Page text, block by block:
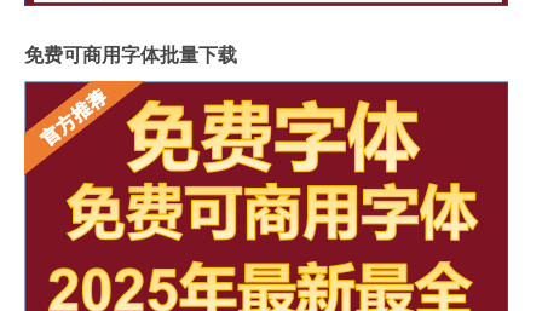
免费可商用字体批量下载